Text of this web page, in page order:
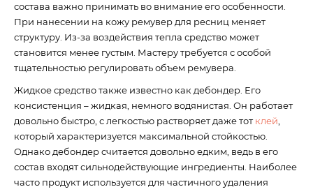
состава важно принимать во внимание его особенности.
При нанесении на кожу ремувер для ресниц меняет
структуру. Из-за воздействия тепла средство может
становится менее густым. Мастеру требуется с особой
тщательностью регулировать объем ремувера.
Жидкое средство также известно как дебондер. Его
консистенция – жидкая, немного водянистая. Он работает
довольно быстро, с легкостью растворяет даже тотклей
который характеризуется максимальной стойкостью.
Однако дебондер считается довольно едким, ведь в его
состав входят сильнодействующие ингредиенты. Наиболее
часто продукт используется для частичного удаления